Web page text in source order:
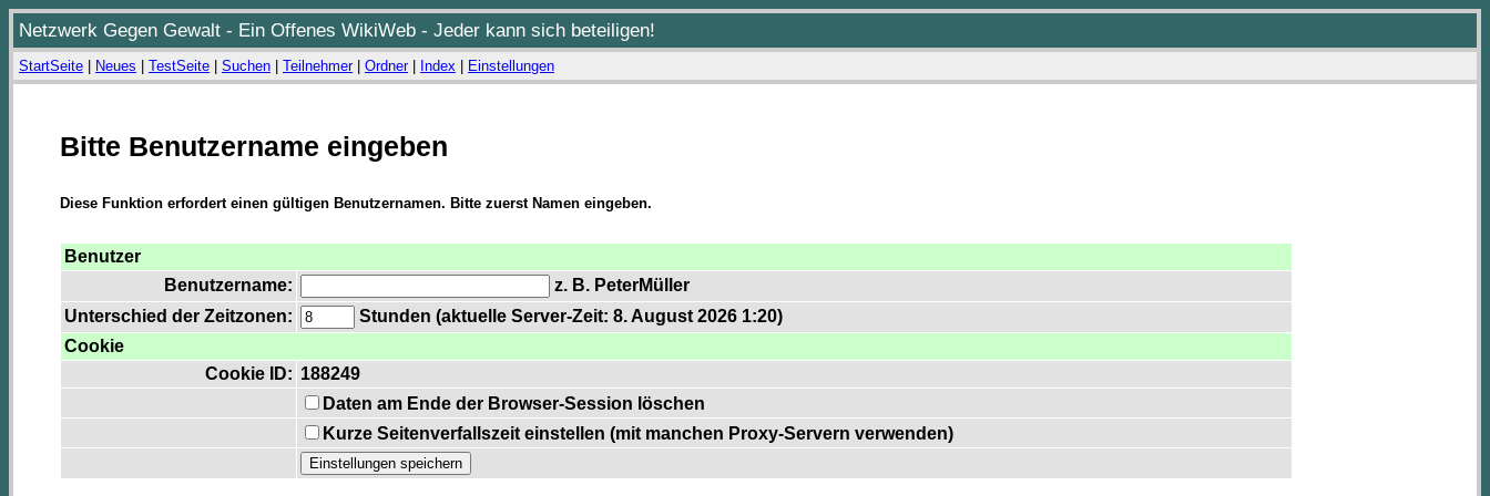
Netzwerk Gegen Gewalt - Ein Offenes WikiWeb - Jeder kann sich beteiligen!
StartSeite Neues TestSeite Suchen Teilnehmer| Ordner| Index Einstellungen
Bitte Benutzername eingeben
Diese Funktion erfordert einen gültigen Benutzernamen. Bitte zuerst Namen eingeben.
Benutzer
Benutzername:
z. B. PeterMüller
Unterschied der Zeitzonen:
Stunden (aktuelle Server-Zeit: 8. August 2026 1:20)
Cookie
Cookie ID: 188249
Daten am Ende der Browser-Session löschen
Kurze Seitenverfallszeit einstellen (mit manchen Proxy-Servern verwenden)